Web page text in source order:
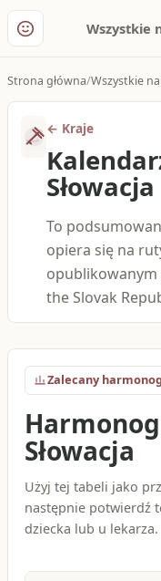
Wszystkie
Strona główna Wszystkie
← Kraje
Słowacja
To
opiera się na
the Slovak
Zalecany
Słowacja
Użyj tej tabeli jako
następnie potwierdź
dziecka lub u lekarza.